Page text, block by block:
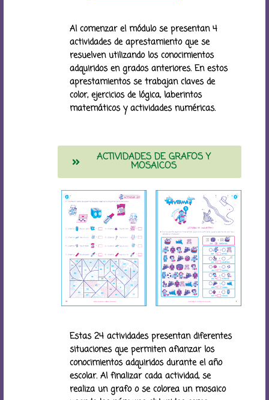
Al comenzar el módulo se presentan 4
actividades de aprestamiento que se
resuelven utilizando los conocimientos
adquiridos en grados anteriores. En estos
aprestamientos se trabajan claves de
color, ejercicios de lógica, laberintos
matemáticos y actividades numéricas.
ACTIVIDADES DE GRAFOS Y
MOSAICOS
Estas 24 actividades presentan diferentes
situaciones que permiten afianzar los
conocimientos adquiridos durante el año
escolar. Al finalizar cada actividad, se
realiza un grafo o se colorea un mosaico